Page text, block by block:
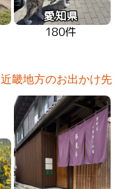
愛知県
180件
近畿地方のお出かけ先